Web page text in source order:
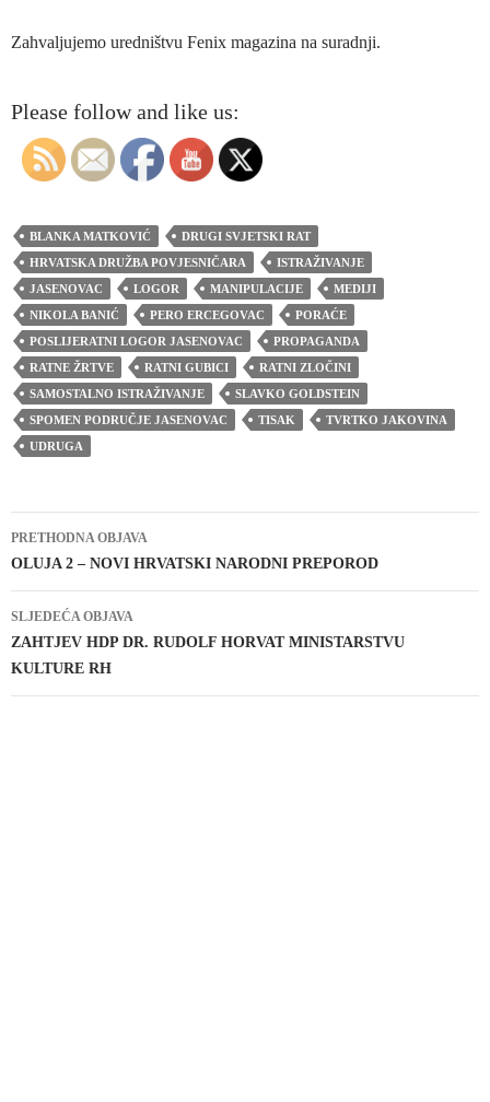
Zahvaljujemo uredništvu Fenix magazina na suradnji.
Please follow and like us:
BLANKA MATKOVIĆ
DRUGI SVJETSKI RAT
HRVATSKA DRUŽBA POVJESNIČARA
ISTRAŽIVANJE
JASENOVAC
LOGOR MANIPULACIJE
MEDIJI
NIKOLA BANIĆ
PERO ERCEGOVAC
PORAĆE
POSLIJERATNI LOGOR JASENOVAC
PROPAGANDA
RATNE ŽRTVE
RATNI GUBICI
RATNI ZLOČINI
SAMOSTALNO ISTRAŽIVANJE
SLAVKO GOLDSTEIN
SPOMEN PODRUČJE JASENOVAC
TISAK
TVRTKO JAKOVINA
UDRUGA
Navigacija
objava
PRETHODNA OBJAVA
OLUJA 2 – NOVI HRVATSKI NARODNI PREPOROD
SLJEDEĆA OBJAVA
ZAHTJEV HDP DR. RUDOLF HORVAT MINISTARSTVU
KULTURE RH